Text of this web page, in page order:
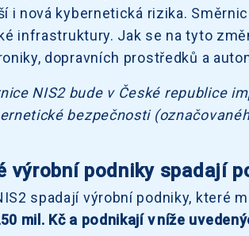
i nová kybernetická rizika.
infrastruktury. Jak se na tyto
dopravních prostředků a
NIS2 bude v České republice
bezpečnosti
výrobní podniky spadají
spadají výrobní podniky, které
mil. Kč a podnikají v níže